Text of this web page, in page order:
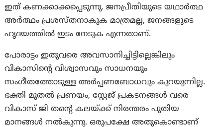
ഇത് കണക്കാക്കപ്പെടുന്നു. ജനപ്രീതിയുടെ യഥാർത്ഥ
അർത്ഥം പ്രശസ്തനാകുക മാത്രമല്ല, ജനങ്ങളുടെ
ഹൃദയത്തിൽ ഇടം നേടുക എന്നതാണ്.
പോരാട്ടം ഇതുവരെ അവസാനിച്ചിട്ടില്ലെങ്കിലും
വികാസിന്റെ വിശ്വാസവും സാധനയും
സംഗീതത്തോടുള്ള അർപ്പണബോധവും കുറയുന്നില്ല.
ഭക്തി മുതൽ പ്രണയം, സ്റ്റേജ് പ്രകടനങ്ങൾ വരെ
വികാസ് ജി തന്റെ കലയ്ക്ക് നിരന്തരം പുതിയ
മാനങ്ങൾ നൽകുന്നു. ഒരുപക്ഷേ അതുകൊണ്ടാണ്